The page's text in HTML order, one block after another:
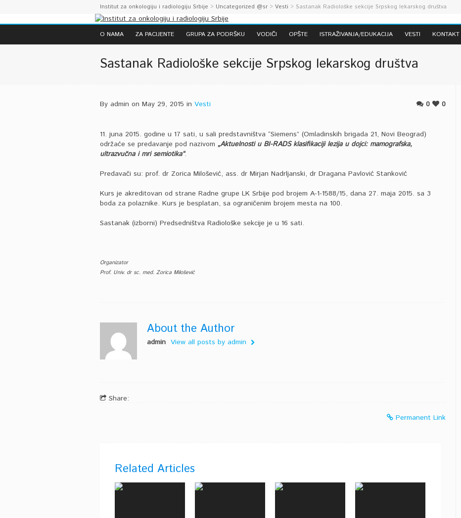
Institut za onkologiju i radiologiju Srbije > Uncategorized @sr > Vesti > Sastanak Radiološke sekcije Srpskog lekarskog društva
O NAMA ZA PACIJENTE GRUPA ZA PODRŠKU VODIČI OPŠTE ISTRAŽIVANJA/EDUKACIJA VESTI KONTAKT
Sastanak Radiološke sekcije Srpskog lekarskog društva
By admin on May 29, 2015 in Vesti 0 0
11. juna 2015. godine u 17 sati, u sali predstavništva “Siemens” (Omladinskih brigada 21, Novi Beograd)
održaće se predavanje pod nazivom „Aktuelnosti u BI-RADS klasifikaciji lezija u dojci: mamografska,
ultrazvučna i mri semiotika“.
Predavači su: prof. dr Zorica Milošević, ass. dr Mirjan Nadrljanski, dr Dragana Pavlović Stanković
Kurs je akreditovan od strane Radne grupe LK Srbije pod brojem А-1-1588/15, dana 27. maja 2015. sa 3
boda za polaznike. Kurs je besplatan, sa ograničenim brojem mesta na 100.
Sastanak (izborni) Predsedništva Radiološke sekcije je u 16 sati.
Organizator
Prof. Univ. dr sc. med. Zorica Milošević
About the Author
admin View all posts by admin
Share:
Permanent Link
Related Articles